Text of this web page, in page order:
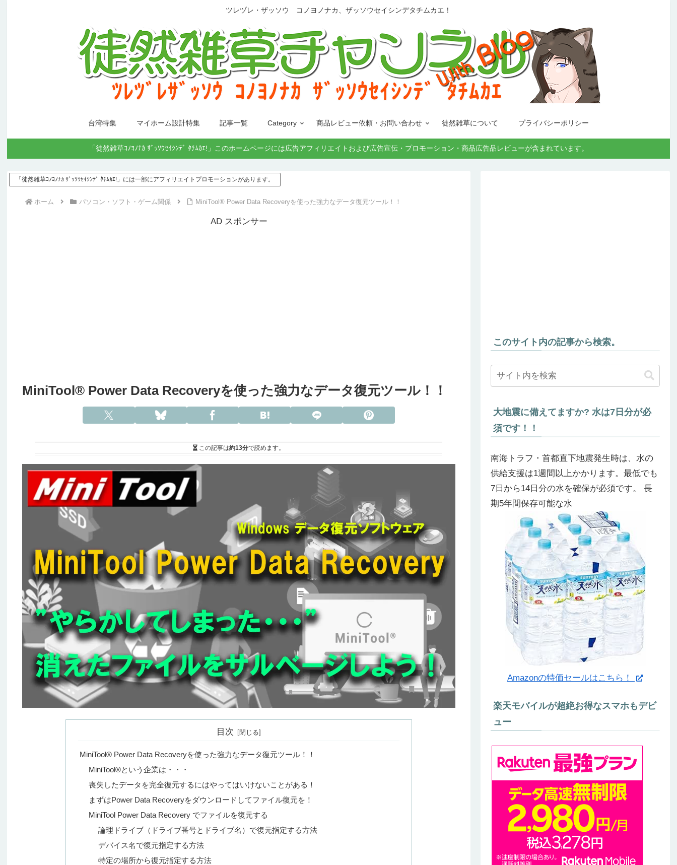
ツレヅレ・ザッソウ コノヨノナカ、ザッソウセイシンデタチムカエ！
台湾特集 マイホーム設計特集 記事一覧 Category 商品レビュー依頼・お問い合わせ 徒然雑草について プライバシーポリシー
「徒然雑草ｺﾉﾖﾉﾅｶ ｻﾞｯｿｳｾｲｼﾝﾃﾞ ﾀﾁﾑｶｴ!」このホームページには広告アフィリエイトおよび広告宣伝・プロモーション・商品広告品レビューが含まれています。
「徒然雑草ｺﾉﾖﾉﾅｶ ｻﾞｯｿｳｾｲｼﾝﾃﾞ ﾀﾁﾑｶｴ!」には一部にアフィリエイトプロモーションがあります。
ホーム パソコン・ソフト・ゲーム関係 MiniTool® Power Data Recoveryを使った強力なデータ復元ツール！！
AD スポンサー
MiniTool® Power Data Recoveryを使った強力なデータ復元ツール！！
この記事は約13分で読めます。
目次
MiniTool® Power Data Recoveryを使った強力なデータ復元ツール！！
MiniTool®という企業は・・・
喪失したデータを完全復元するにはやってはいけないことがある！
まずはPower Data Recoveryをダウンロードしてファイル復元を！
MiniTool Power Data Recovery でファイルを復元する
論理ドライブ（ドライブ番号とドライブ名）で復元指定する方法
デバイス名で復元指定する方法
特定の場所から復元指定する方法
このサイト内の記事から検索。
大地震に備えてますか? 水は7日分が必
須です！！
南海トラフ・首都直下地震発生時は、水の
供給支援は1週間以上かかります。最低でも
7日から14日分の水を確保が必須です。 長
期5年間保存可能な水
Amazonの特価セールはこちら！
楽天モバイルが超絶お得なスマホもデビ
ュー